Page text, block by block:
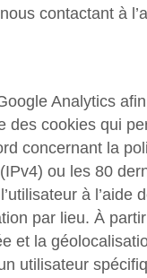
contactant à
Analytics
cookies qui
concernant la
ou les 80
à
par lieu. À
et la
utilisateur